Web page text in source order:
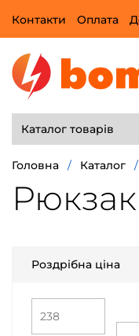
Контакти Оплата
Каталог товарів
Головна / Каталог /
Роздрібна ціна